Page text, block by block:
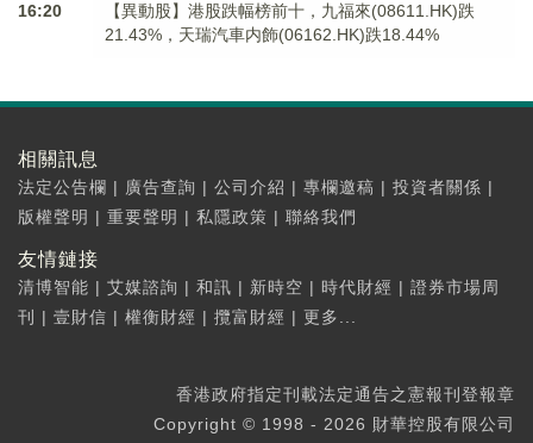
16:20
【異動股】港股跌幅榜前十，九福來(08611.HK)跌
21.43%，天瑞汽車内飾(06162.HK)跌18.44%
相關訊息
法定公告欄 | 廣告查詢 | 公司介紹 | 專欄邀稿 | 投資者關係 |
版權聲明 | 重要聲明 | 私隱政策 | 聯絡我們
友情鏈接
清博智能 | 艾媒諮詢 | 和訊 | 新時空 | 時代財經 | 證券市場周
刊
| 壹財信 | 權衡財經 | 攬富財經 | 更多...
香港政府指定刊載法定通告之憲報刊登報章
Copyright © 1998 - 2026 財華控股有限公司